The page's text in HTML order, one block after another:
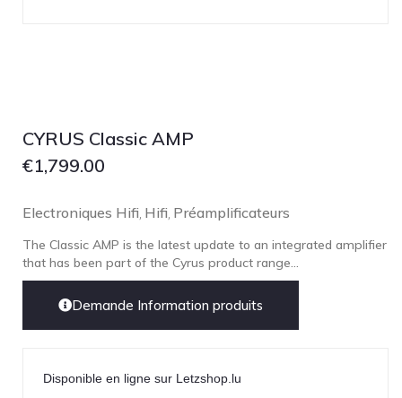
CYRUS Classic AMP
€1,799.00
Electroniques Hifi Hifi Préamplificateurs
The Classic AMP is the latest update to an integrated amplifier
that has been part of the Cyrus product range...
Demande Information produits
Disponible en ligne sur Letzshop.lu